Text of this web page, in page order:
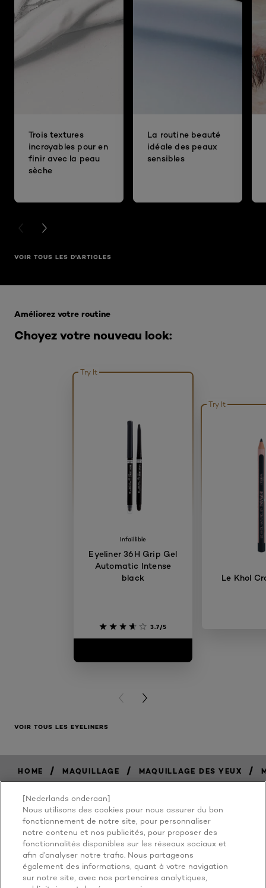
Trois textures
incroyables pour en
finir avec la peau
sèche
La routine beauté
idéale des peaux
sensibles
PREVIOUS CARD
NEXT CARD
VOIR TOUS LES D'ARTICLES
Choyez votre nouveau look:
Améliorez votre routine
Try It
Infaillible
Eyeliner 36H Grip Gel
Automatic Intense
black
3.7/5
Try It
Le Khol
PREVIOUS CARD
NEXT CARD
VOIR TOUS LES EYELINERS
HOME / MAQUILLAGE / MAQUILLAGE DES YEUX /
BECAUSE
YOU'RE
[Nederlands onderaan]
Nous utilisons des cookies pour nous assurer du bon
fonctionnement de notre site, pour personnaliser
notre contenu et nos publicités, pour proposer des
fonctionnalités disponibles sur les réseaux sociaux et
afin d’analyser notre trafic. Nous partageons
également des informations, quant à votre navigation
sur notre site, avec nos partenaires analytiques,